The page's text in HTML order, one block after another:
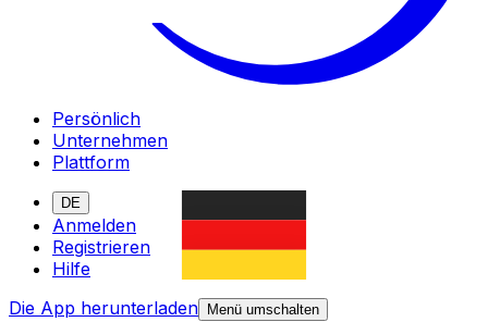
Persönlich
Unternehmen
Plattform
DE
Anmelden
Registrieren
Hilfe
Die App herunterladen
Menü umschalten